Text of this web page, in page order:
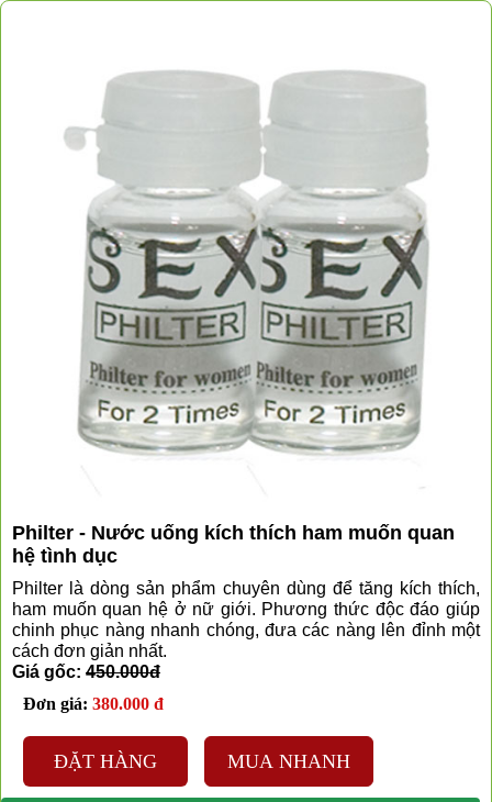
Philter - Nước uống kích thích ham muốn quan
hệ tình dục
Philter là dòng sản phẩm chuyên dùng để tăng kích thích,
ham muốn quan hệ ở nữ giới. Phương thức độc đáo giúp
chinh phục nàng nhanh chóng, đưa các nàng lên đỉnh một
cách đơn giản nhất.
Giá gốc: 450.000đ
Đơn giá: 380.000 đ
ĐẶT HÀNG MUA NHANH